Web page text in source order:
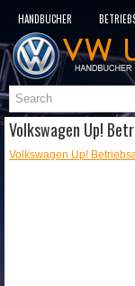
HANDBÜCHER
SITEMAP
Volkswagen Up!
Volkswagen Up!